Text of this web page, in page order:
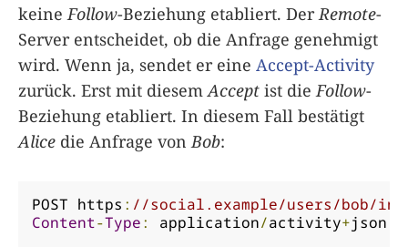
keine Follow-Beziehung etabliert. Der Remote-
Server entscheidet, ob die Anfrage genehmigt
wird. Wenn ja, sendet er eine Accept-Activity
zurück. Erst mit diesem Accept ist die Follow-
Beziehung etabliert. In diesem Fall bestätigt
Alice die Anfrage von Bob:
POST https : //social.example/users/bob/
Content-Type: application/activity+json